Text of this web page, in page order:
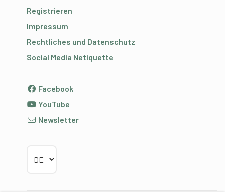
Registrieren
Impressum
Rechtliches und Datenschutz
Social Media Netiquette
Facebook
YouTube
Newsletter